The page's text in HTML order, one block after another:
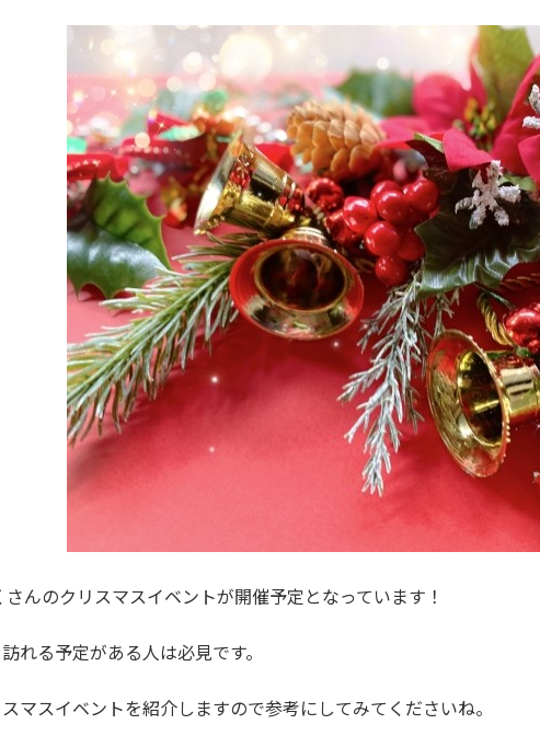
んのクリスマスイベントが開催予定となっています！
れる予定がある人は必見です。
マスイベントを紹介しますので参考にしてみてくださいね。